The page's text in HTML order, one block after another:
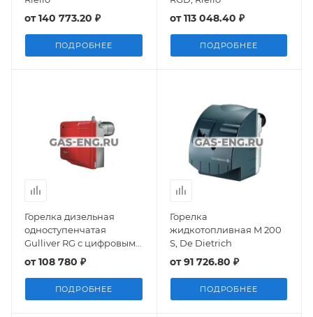
от140 773.20 ₽
ПОДРОБНЕЕ
от113 048.40 ₽
ПОДРОБНЕЕ
Горелка дизельная
одноступенчатая
Gulliver RG с цифровым
блоком управления MO
550, Riello
от108 780 ₽
ПОДРОБНЕЕ
Горелка
жидкотопливная M 200
S, De Dietrich
от91 726.80 ₽
ПОДРОБНЕЕ